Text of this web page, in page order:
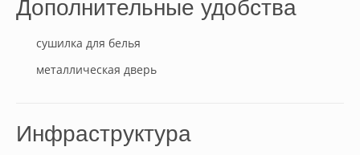
Дополнительные удобства
сушилка для белья
металлическая дверь
Инфраструктура